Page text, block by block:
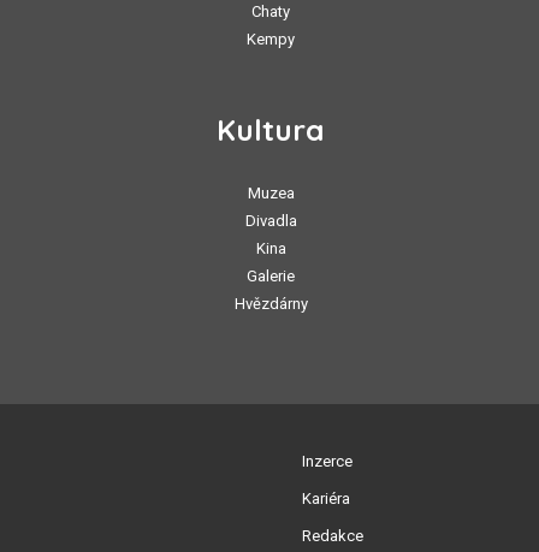
Chaty
Kempy
Kultura
Muzea
Divadla
Kina
Galerie
Hvězdárny
Inzerce
Kariéra
Redakce